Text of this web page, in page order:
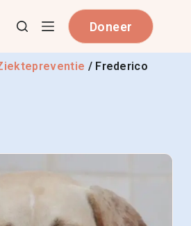
Doneer
/ Frederico